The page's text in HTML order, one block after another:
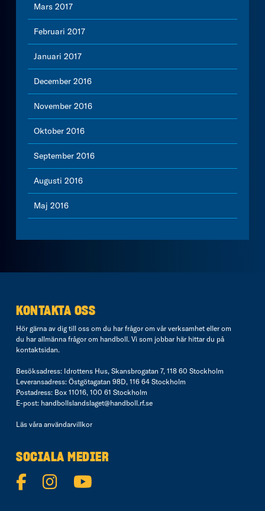
Mars 2017
Februari 2017
Januari 2017
December 2016
November 2016
Oktober 2016
September 2016
Augusti 2016
Maj 2016
KONTAKTA OSS
Hör gärna av dig till oss om du har frågor om vår verksamhet eller om
du har allmänna frågor om handboll. Vi som jobbar här hittar du på
kontaktsidan.
Besöksadress: Idrottens Hus, Skansbrogatan 7, 118 60 Stockholm
Leveransadress: Östgötagatan 98D, 116 64 Stockholm
Postadress: Box 11016, 100 61 Stockholm
E-post: handbollslandslaget@handboll.rf.se
Läs våra användarvillkor
SOCIALA MEDIER